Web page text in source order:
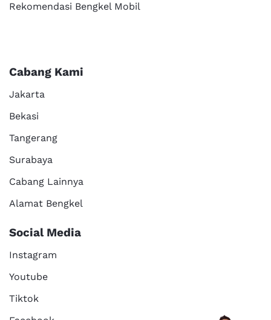
Rekomendasi Bengkel Mobil
Cabang Kami
Jakarta
Bekasi
Tangerang
Surabaya
Cabang Lainnya
Alamat Bengkel
Social Media
Instagram
Youtube
Tiktok